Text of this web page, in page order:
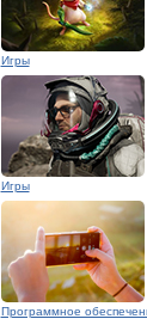
Игры
Игры
Программное